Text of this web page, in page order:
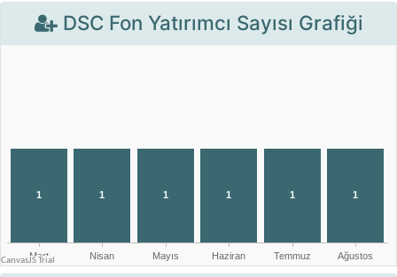
DSC Fon Yatırımcı Sayısı Grafiği